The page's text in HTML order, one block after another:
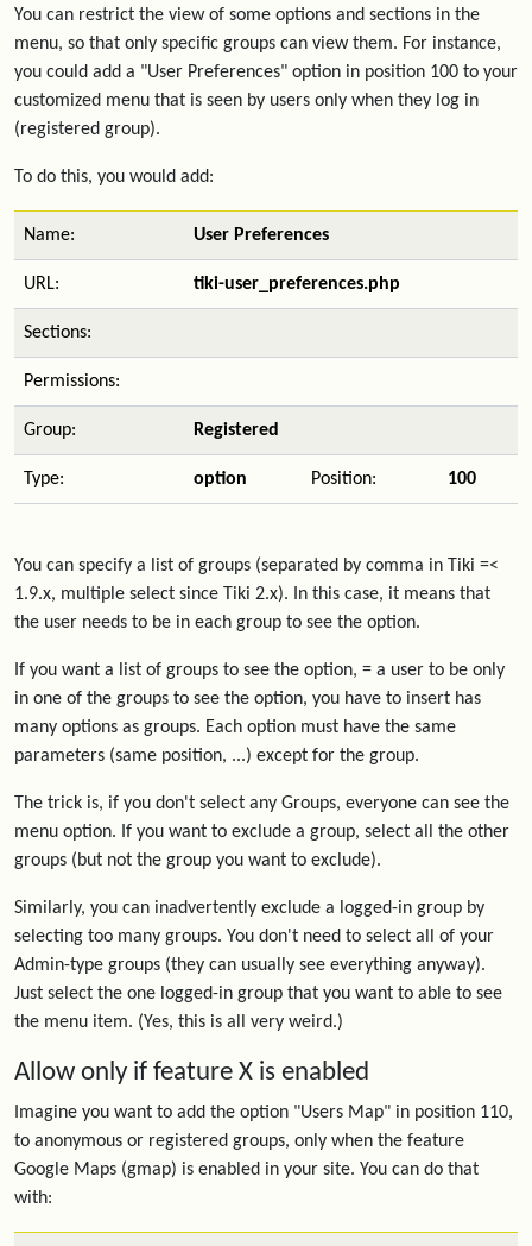
You can restrict the view of some options and sections in the
menu, so that only specific groups can view them. For instance,
you could add a "User Preferences" option in position 100 to your
customized menu that is seen by users only when they log in
(registered group).
To do this, you would add:
Name: User Preferences
URL: tiki-user_preferences.php
Sections:
Permissions:
Group: Registered
Type: option Position: 100
You can specify a list of groups (separated by comma in Tiki =<
1.9.x, multiple select since Tiki 2.x). In this case, it means that
the user needs to be in each group to see the option.
If you want a list of groups to see the option, = a user to be only
in one of the groups to see the option, you have to insert has
many options as groups. Each option must have the same
parameters (same position, ...) except for the group.
The trick is, if you don't select any Groups, everyone can see the
menu option. If you want to exclude a group, select all the other
groups (but not the group you want to exclude).
Similarly, you can inadvertently exclude a logged-in group by
selecting too many groups. You don't need to select all of your
Admin-type groups (they can usually see everything anyway).
Just select the one logged-in group that you want to able to see
the menu item. (Yes, this is all very weird.)
Allow only if feature X is enabled
Imagine you want to add the option "Users Map" in position 110,
to anonymous or registered groups, only when the feature
Google Maps (gmap) is enabled in your site. You can do that
with: